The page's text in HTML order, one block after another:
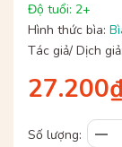
Độ tuổi: 2+
Hình thức bìa:
Tác giả/ Dịch giả:
Số lượng: